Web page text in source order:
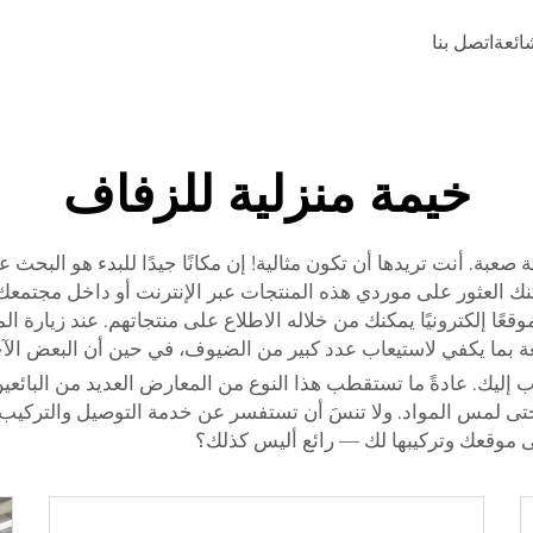
اتصل بنا
خيمة منزلية للزفاف
أنت تريدها أن تكون مثالية! إن مكانًا جيدًا للبدء هو البحث
إلكترونيًا يمكنك من خلاله الاطلاع على منتجاتهم. عند زيارة
بما يكفي لاستيعاب عدد كبير من الضيوف، في حين أن البعض
إليك. عادةً ما تستقطب هذا النوع من المعارض العديد من
موقعك وتركيبها لك — رائع أليس كذلك؟